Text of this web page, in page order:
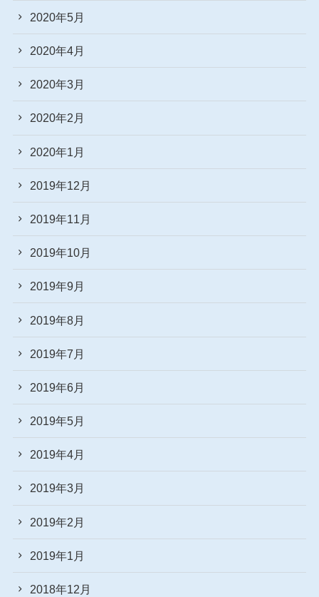
2020年5月
2020年4月
2020年3月
2020年2月
2020年1月
2019年12月
2019年11月
2019年10月
2019年9月
2019年8月
2019年7月
2019年6月
2019年5月
2019年4月
2019年3月
2019年2月
2019年1月
2018年12月